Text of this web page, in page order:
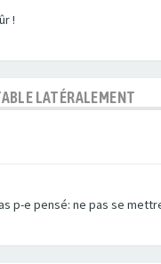
!
LATÉRALEMENT
p-e pensé: ne pas se